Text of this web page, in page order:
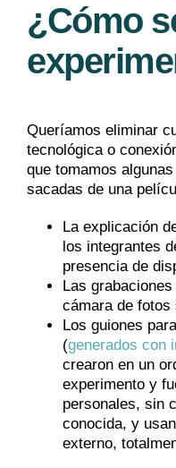
¿Cómo
Queríamos eliminar
tecnológica o
que tomamos
sacadas de una
La explicación
los integrantes
presencia de
Las
cámara de fotos
Los guiones
(generados con
crearon en un
experimento y
personales, sin
conocida, y
externo,